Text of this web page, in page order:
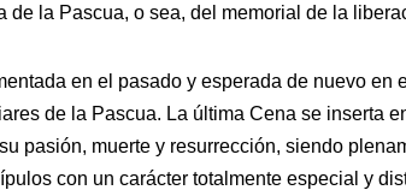
de la Pascua, o sea, del memorial de la
en el pasado y esperada de nuevo en
de la Pascua. La última Cena se inserta
pasión, muerte y resurrección, siendo
con un carácter totalmente especial y